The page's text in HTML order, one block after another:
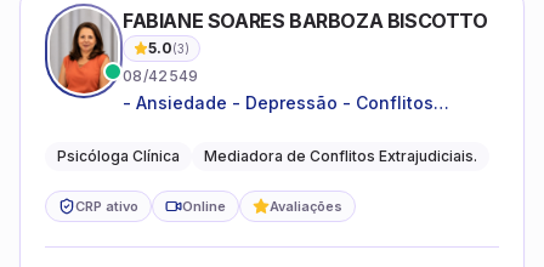
FABIANE SOARES BARBOZA BISCOTTO
5.0(3)
08/42549
- Ansiedade - Depressão - Conflitos
relacionamentos - Autoestima -
Psicóloga Clínica Mediadora de Conflitos Extrajudiciais.
CRP ativo Online Avaliações